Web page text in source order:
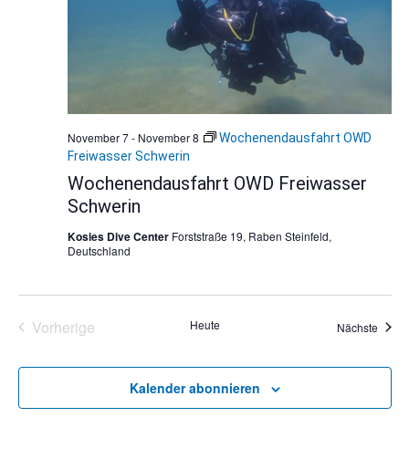
Wochenendausfahrt OWD Freiwasser
Schwerin
November 7- November 8
Wochenendausfahrt OWD
Freiwasser Schwerin
Kosies Dive Center Forststraße 19, Raben Steinfeld,
Deutschland
Vorherige
Heute Nächste
Kalender abonnieren